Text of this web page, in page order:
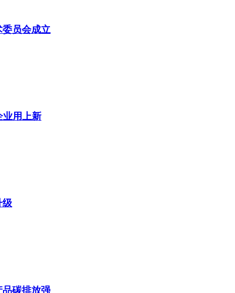
员会成立
业用上新
级
碳排放强